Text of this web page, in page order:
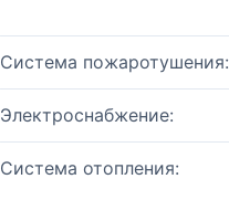
Система пожаротушения:
Электроснабжение:
Система отопления: